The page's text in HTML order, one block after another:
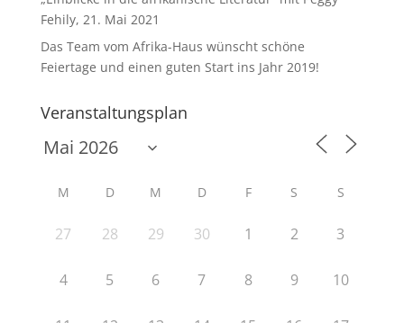
Fehily, 21. Mai 2021
Das Team vom Afrika-Haus wünscht schöne
Feiertage und einen guten Start ins Jahr 2019!
Veranstaltungsplan
M D M D F S S
27 28 29 30 1 2 3
4 5 6 7 8 9 10